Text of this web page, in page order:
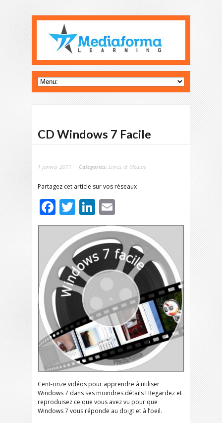
CD Windows 7 Facile
1 janvier 2011 Categories: Livres et Médias
Partagez cet article sur vos réseaux
Facebook
TwitterLinkedIn
Cent-onze vidéos pour apprendre à utiliser
Windows 7 dans ses moindres détails ! Regardez et
reproduisez ce que vous avez vu pour que
Windows 7 vous réponde au doigt et à l’oeil.